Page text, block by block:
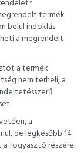
termék
belül indoklás
a megrendelt
a termék
nem terheli, a
a
de legkésőbb 14
fogyasztó részére.